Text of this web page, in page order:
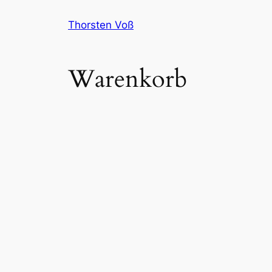
Thorsten Voß
Warenkorb